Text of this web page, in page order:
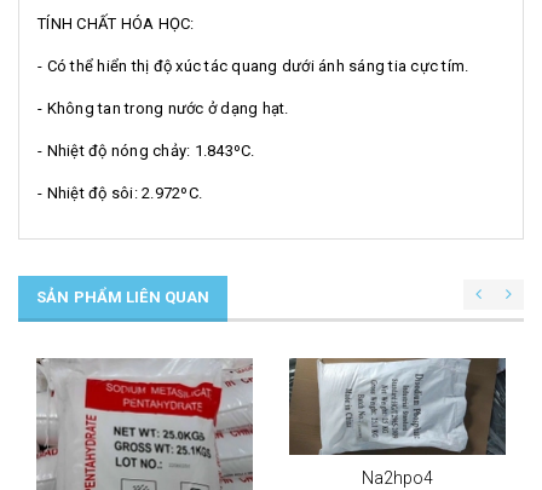
TÍNH CHẤT HÓA HỌC:
- Có thể hiển thị độ xúc tác quang dưới ánh sáng tia cực tím.
- Không tan trong nước ở dạng hạt.
- Nhiệt độ nóng chảy: 1.843ºC.
- Nhiệt độ sôi: 2.972ºC.
SẢN PHẨM LIÊN QUAN
Na2hpo4